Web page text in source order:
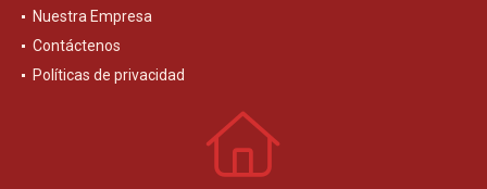
Nuestra Empresa
Contáctenos
Políticas de privacidad